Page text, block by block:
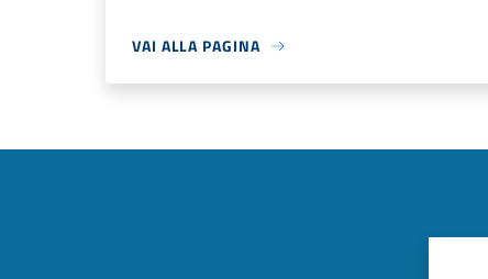
VAI ALLA PAGINA